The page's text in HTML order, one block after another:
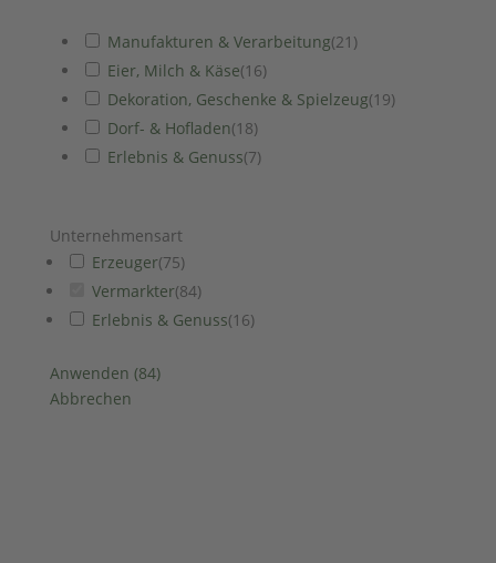
Manufakturen & Verarbeitung(21 )
Eier, Milch & Käse(16)
Dekoration, Geschenke & Spielzeug(19)
Dorf- & Hofladen(18)
Erlebnis & Genuss(7)
Unternehmensart
Erzeuger(75)
Vermarkter(84)
Erlebnis & Genuss(16)
Anwenden (84)
Abbrechen